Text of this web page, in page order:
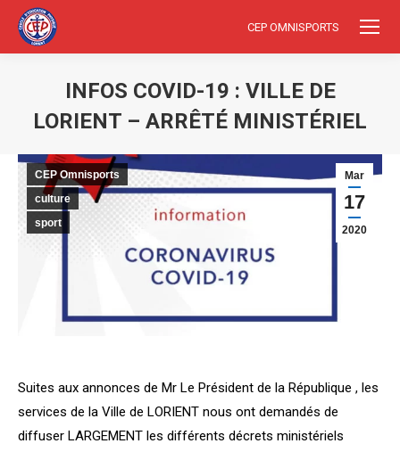
CEP OMNISPORTS
INFOS COVID-19 : VILLE DE
LORIENT – ARRÊTÉ MINISTÉRIEL
Mar
17
2020
CEP Omnisports
culture
sport
Suites aux annonces de Mr Le Président de la République , les
services de la Ville de LORIENT nous ont demandés de
diffuser LARGEMENT les différents décrets ministériels